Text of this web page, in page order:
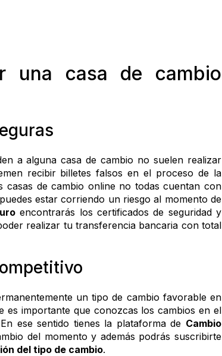
una casa de cambio
a alguna casa de cambio no suelen realizar
recibir billetes falsos en el proceso de la
casas de cambio online no todas cuentan con
estar corriendo un riesgo al momento de
encontrarás los certificados de seguridad y
realizar tu transferencia bancaria con total
un tipo de cambio favorable en
ese sentido tienes la plataforma de Cambio
del momento y además podrás suscribirte
del tipo de cambio.